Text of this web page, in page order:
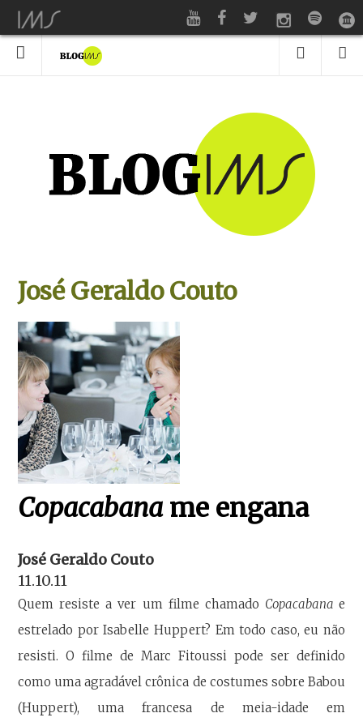
José Geraldo Couto
Copacabaname engana
José Geraldo Couto
11.10.11
Quem resiste a ver um filme chamado Copacabana e
estrelado por Isabelle Huppert? Em todo caso, eu não
resisti. O filme de Marc Fitoussi pode ser definido
como uma agradável crônica de costumes sobre Babou
(Huppert), uma francesa de meia-idade em